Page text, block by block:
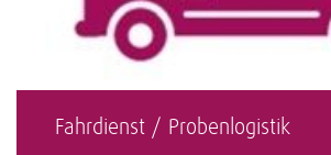
Fahrdienst / Probenlogistik